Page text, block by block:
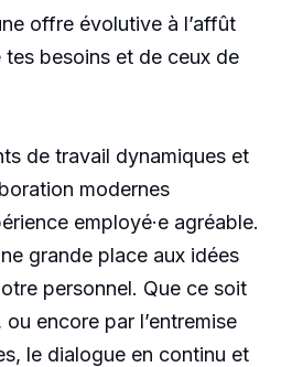
offre évolutive à l’affût
besoins et de ceux de
de travail dynamiques et
modernes
employé·e agréable.
grande place aux idées
personnel. Que ce soit
encore par l’entremise
le dialogue en continu et